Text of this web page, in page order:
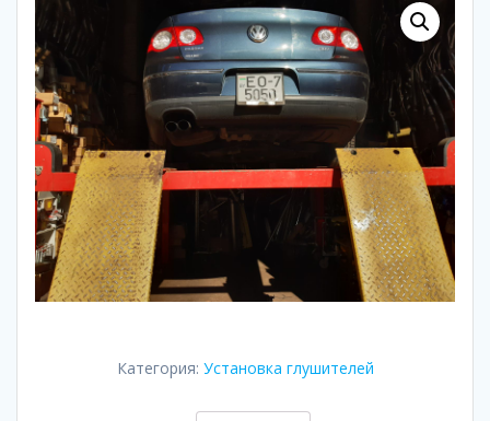
Категория: Установка глушителей